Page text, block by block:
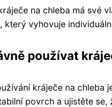
na chleba má své
který vyhovuje
používat
kráječe na chleba
povrch a ujistěte